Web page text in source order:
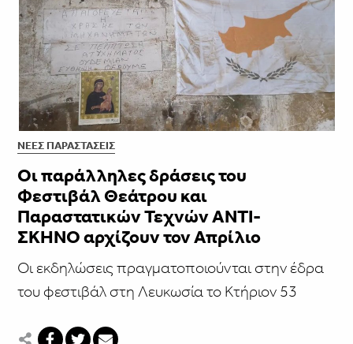
ΝΈΕΣ ΠΑΡΑΣΤΆΣΕΙΣ
Οι παράλληλες δράσεις του
Φεστιβάλ Θεάτρου και
Παραστατικών Τεχνών ΑΝΤΙ-
ΣΚΗΝΟ αρχίζουν τον Απρίλιο
Οι εκδηλώσεις πραγματοποιούνται στην έδρα
του φεστιβάλ στη Λευκωσία το Κτήριον 53